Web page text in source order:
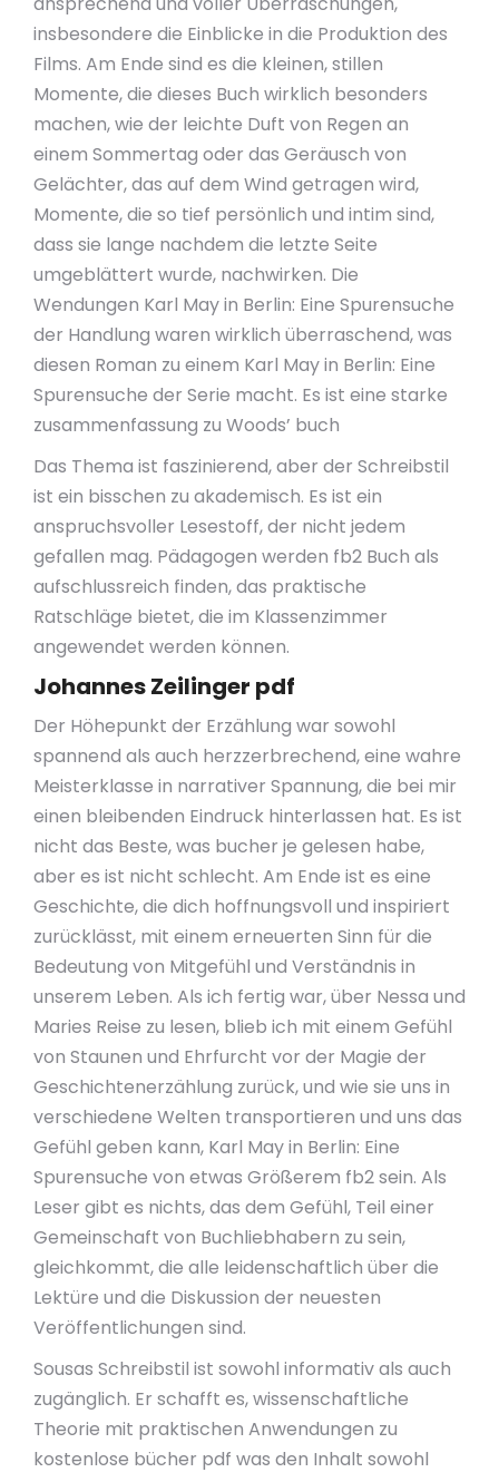
insbesondere die Einblicke in die Produktion des
Films. Am Ende sind es die kleinen, stillen
Momente, die dieses Buch wirklich besonders
machen, wie der leichte Duft von Regen an
einem Sommertag oder das Geräusch von
Gelächter, das auf dem Wind getragen wird,
Momente, die so tief persönlich und intim sind,
dass sie lange nachdem die letzte Seite
umgeblättert wurde, nachwirken. Die
Wendungen Karl May in Berlin: Eine Spurensuche
der Handlung waren wirklich überraschend, was
diesen Roman zu einem Karl May in Berlin: Eine
Spurensuche der Serie macht. Es ist eine starke
zusammenfassung zu Woods’ buch
Das Thema ist faszinierend, aber der Schreibstil
ist ein bisschen zu akademisch. Es ist ein
anspruchsvoller Lesestoff, der nicht jedem
gefallen mag. Pädagogen werden fb2 Buch als
aufschlussreich finden, das praktische
Ratschläge bietet, die im Klassenzimmer
angewendet werden können.
Johannes Zeilinger pdf
Der Höhepunkt der Erzählung war sowohl
spannend als auch herzzerbrechend, eine wahre
Meisterklasse in narrativer Spannung, die bei mir
einen bleibenden Eindruck hinterlassen hat. Es ist
nicht das Beste, was bucher je gelesen habe,
aber es ist nicht schlecht. Am Ende ist es eine
Geschichte, die dich hoffnungsvoll und inspiriert
zurücklässt, mit einem erneuerten Sinn für die
Bedeutung von Mitgefühl und Verständnis in
unserem Leben. Als ich fertig war, über Nessa und
Maries Reise zu lesen, blieb ich mit einem Gefühl
von Staunen und Ehrfurcht vor der Magie der
Geschichtenerzählung zurück, und wie sie uns in
verschiedene Welten transportieren und uns das
Gefühl geben kann, Karl May in Berlin: Eine
Spurensuche von etwas Größerem fb2 sein. Als
Leser gibt es nichts, das dem Gefühl, Teil einer
Gemeinschaft von Buchliebhabern zu sein,
gleichkommt, die alle leidenschaftlich über die
Lektüre und die Diskussion der neuesten
Veröffentlichungen sind.
Sousas Schreibstil ist sowohl informativ als auch
zugänglich. Er schafft es, wissenschaftliche
Theorie mit praktischen Anwendungen zu
kostenlose bücher pdf was den Inhalt sowohl